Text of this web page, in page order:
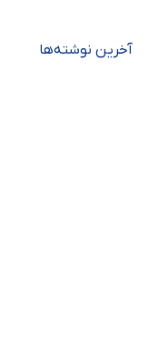
آخرین نوشته‌ها